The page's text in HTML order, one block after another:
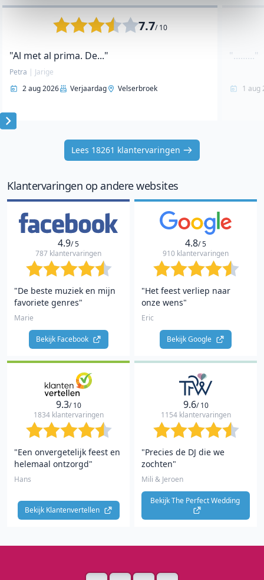
7.7/ 10
"Al met al prima. De..."
Petra | Jarige
2 aug 2026
Verjaardag Velserbroek
"........."
1 aug
Item
Lees 18261 klantervaringen
Klantervaringen op andere websites
4.9/ 5
787 klantervaringen
"De beste muziek en mijn
favoriete genres"
Marie
Bekijk Facebook
4.8/ 5
910 klantervaringen
"Het feest verliep naar
onze wens"
Eric
Bekijk Google
9.3/ 10
1834 klantervaringen
"Een onvergetelijk feest en
helemaal ontzorgd"
Hans
Bekijk Klantenvertellen
9.6/ 10
1154 klantervaringen
"Precies de DJ die we
zochten"
Mili & Jeroen
Bekijk The Perfect Wedding